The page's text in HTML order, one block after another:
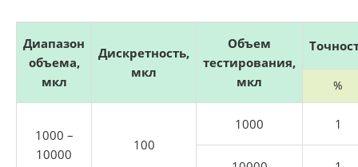
Диапазон
объема,
мкл
Дискретность,
мкл
Объем
тестирования,
мкл
%
1000 –
10000
100
1000 1